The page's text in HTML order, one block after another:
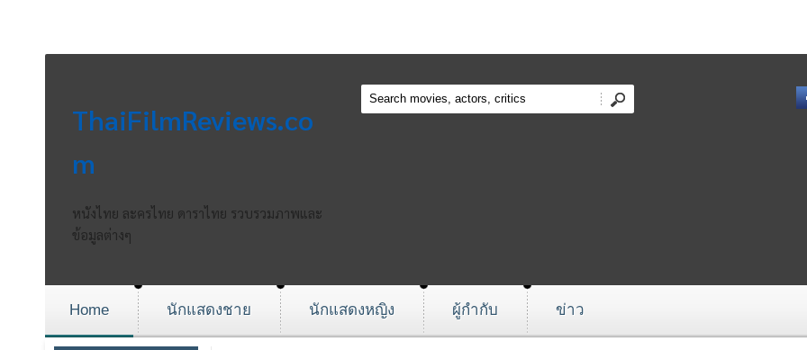
ThaiFilmReviews.co
m
หนังไทย ละครไทย ดาราไทย รวบรวมภาพและ
ข้อมูลต่างๆ
Home นักแสดงชาย นักแสดงหญิง ผู้กำกับ ข่าว